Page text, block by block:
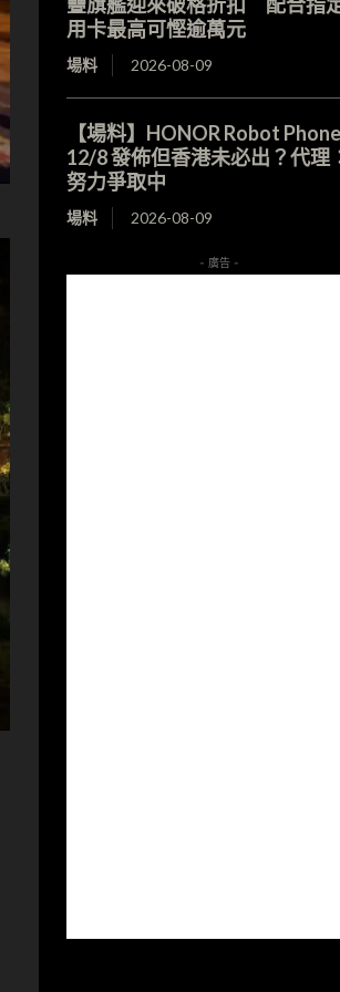
用卡最高可慳逾萬元
場料 2026-08-09
【場料】HONOR Robot Phone
12/8 發佈但香港未必出？代理
努力爭取中
場料 2026-08-09
- 廣告 -